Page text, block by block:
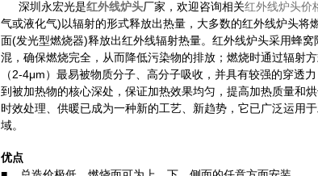
深圳永宏光是红外线炉头厂家，欢迎咨询相关红外线炉头价
气或液化气)以辐射的形式释放出热量，大多数的红外线炉头将
面(发光型燃烧器)释放出红外线辐射热量。 红外线炉头采用蜂窝
混，确保燃烧完全，从而降低污染物的排放；燃烧时通过辐射
（2-4μm）最易被物质分子、高分子吸收，并具有较强的穿透
到被加热物的核心深处，保证加热效果均匀，提高加热质量和
时效处理、供暖已成为一种新的工艺、新趋势，它已广泛运用
域。
优点